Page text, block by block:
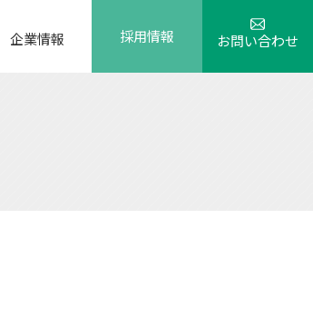
企業情報 採用情報 お問い合わせ